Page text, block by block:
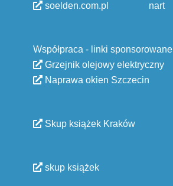
soelden.com.pl
nart
Współpraca - linki sponsorowane
Grzejnik olejowy elektryczny
Naprawa okien Szczecin
Skup książek Kraków
skup książek